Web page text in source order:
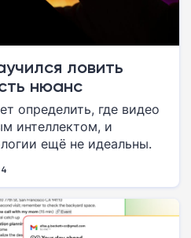
ловить
нюанс
определить, где видео
интеллектом, и
ещё не идеальны.